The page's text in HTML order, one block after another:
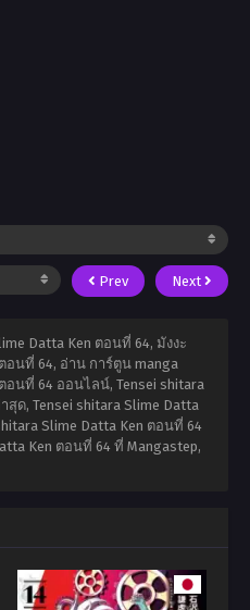
Prev Next
Datta Ken ตอนที่ 64, มังงะ
อนที่ 64, อ่าน การ์ตูน manga
อนที่ 64 ออนไลน์, Tensei shitara
ด, Tensei shitara Slime Datta
Slime Datta Ken ตอนที่ 64
Ken ตอนที่ 64 ที่ Mangastep,